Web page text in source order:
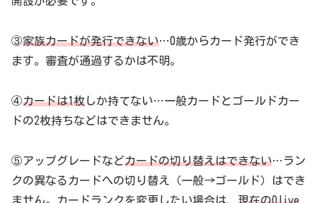
③家族カードが発行できない…0歳からカード発行ができ
ます。審査が通過するかは不明。
④カードは1枚しか持てない…一般カードとゴールドカー
ドの2枚持ちなどはできません。
⑤アップグレードなどカードの切り替えはできない…ラン
クの異なるカードへの切り替え（一般→ゴールド）はでき
ません。カードランクを変更したい場合は、 現在のOlive